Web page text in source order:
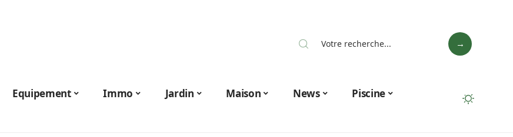
Equipement Immo Jardin Maison News
Piscine